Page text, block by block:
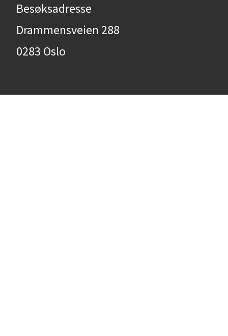
Besøksadresse
Drammensveien 288
0283 Oslo